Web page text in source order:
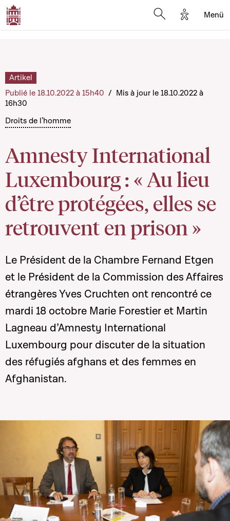
Options
Menü
Droits de l’homme
Amnesty International
Luxembourg : « Au lieu
d’être protégées, elles se
retrouvent en prison »
Artikel
Publié le 18.10.2022 à 15h40 / Mis à jour le 18.10.2022 à
16h30
Le Président de la Chambre Fernand Etgen
et le Président de la Commission des Affaires
étrangères Yves Cruchten ont rencontré ce
mardi 18 octobre Marie Forestier et Martin
Lagneau d’Amnesty International
Luxembourg pour discuter de la situation
des réfugiés afghans et des femmes en
Afghanistan.